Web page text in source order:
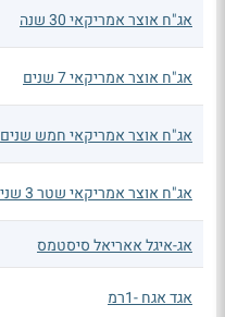
אג"ח אוצר אמריקאי 30 שנה
אג"ח אוצר אמריקאי 7 שנים
אג"ח אוצר אמריקאי חמש שנים
אג"ח אוצר אמריקאי שטר 3 שנים
אג-איגל אאריאל סיסטמס
אגד אגח -1רמ